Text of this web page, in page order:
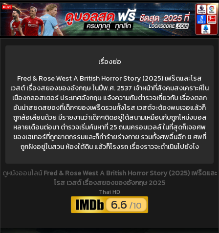
เรื่องย่อ
Fred & Rose West A British Horror Story (2025) เฟร็ดและโรส
เวสต์ เรื่องสยองของอังกฤษ ในปีพ.ศ. 2537 เจ้าหน้าที่สังคมสงเคราะห์ใน
เมืองกลอสเตอร์ ประเทศอังกฤษ แจ้งความกับตำรวจเกี่ยวกับ เรื่องตลก
อันน่าสยดสยองที่เด็กๆของเฟร็ดรวมทั้งโรส เวสต์จะต้องพบเจอแล้วก็
ถูกล้อเลียนด้วย มีรายงานว่าเด็กๆติดอยู่ใต้สนามเหมือนกับถูกโหม่งบอล
หลายเดือนต่อมา ตำรวจเริ่มค้นหาที่ 25 ถนนครอมเวลล์ ในที่สุดก็เจอศพ
ของเฮเทอร์ที่ถูกฆาตกรรมและก็ทำร้ายร่างกาย รวมทั้งศพอื่นอีก 8 ศพที่
ถูกฝังอยู่ในสวน ห้องใต้ดิน แล้วก็โรงรถ เรื่องราวจะดำเนินไปยังไง
ดูหนังออนไลน์Fred & Rose West A British Horror Story (2025) เฟร็ดและ
โรส เวสต์ เรื่องสยองของอังกฤษ 2025
Thai HD
6.6 /10